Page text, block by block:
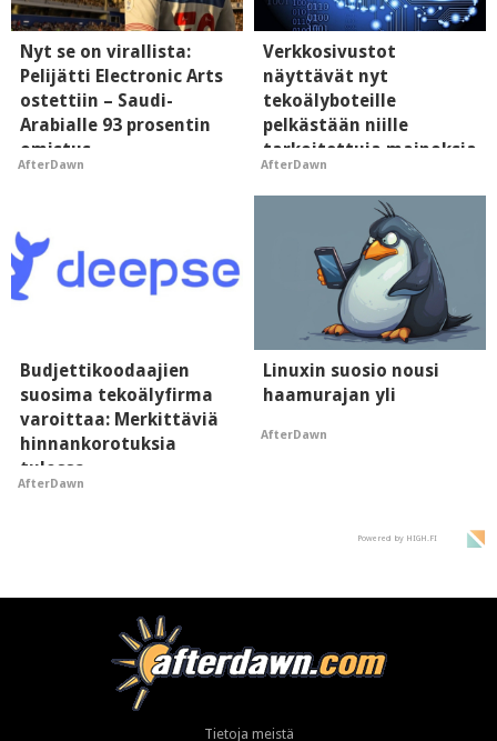
Nyt se on virallista:
Pelijätti Electronic Arts
ostettiin – Saudi-
Arabialle 93 prosentin
omistus
AfterDawn
Verkkosivustot
näyttävät nyt
tekoälyboteille
pelkästään niille
tarkoitettuja mainoksia
- vaikuttaa tekoälyn
mielikuvaan brändistä
AfterDawn
Budjettikoodaajien
suosima tekoälyfirma
varoittaa: Merkittäviä
hinnankorotuksia
tulossa
AfterDawn
Linuxin suosio nousi
haamurajan yli
AfterDawn
Powered by HIGH.FI
Tietoja meistä